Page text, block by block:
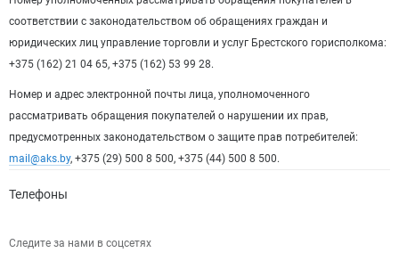
соответствии с законодательством об обращениях граждан и
юридических лиц управление торговли и услуг Брестского горисполкома:
+375 (162) 21 04 65, +375 (162) 53 99 28.
Номер и адрес электронной почты лица, уполномоченного
рассматривать обращения покупателей о нарушении их прав,
предусмотренных законодательством о защите прав потребителей:
mail@aks.by, +375 (29) 500 8 500, +375 (44) 500 8 500.
Телефоны
Следите за нами в соцсетях